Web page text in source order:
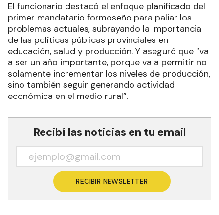
El funcionario destacó el enfoque planificado del
primer mandatario formoseño para paliar los
problemas actuales, subrayando la importancia
de las políticas públicas provinciales en
educación, salud y producción. Y aseguró que “va
a ser un año importante, porque va a permitir no
solamente incrementar los niveles de producción,
sino también seguir generando actividad
económica en el medio rural”.
Recibí las noticias en tu email
RECIBIR NEWSLETTER